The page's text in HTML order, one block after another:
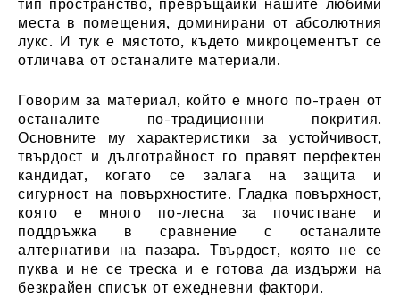
тип пространство, превръщайки нашите любими
места в помещения, доминирани от абсолютния
лукс. И тук е мястото, където микроцементът се
отличава от останалите материали.
Говорим за материал, който е много по-траен от
останалите по-традиционни покрития.
Основните му характеристики за устойчивост,
твърдост и дълготрайност го правят перфектен
кандидат, когато се залага на защита и
сигурност на повърхностите. Гладка повърхност,
която е много по-лесна за почистване и
поддръжка в сравнение с останалите
алтернативи на пазара. Твърдост, която не се
пуква и не се треска и е готова да издържи на
безкрайен списък от ежедневни фактори.